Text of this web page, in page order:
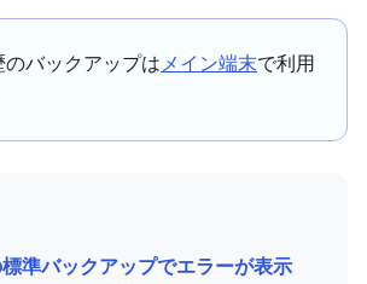
のバックアップはメイン端末で利用
標準バックアップでエラーが表示